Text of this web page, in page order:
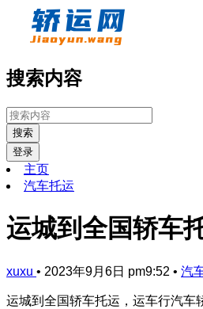
搜索内容
搜索
登录
主页
汽车托运
运城到全国轿车
xuxu • 2023年9月6日 pm9:52 • 汽
运城到全国轿车托运，运车行汽车